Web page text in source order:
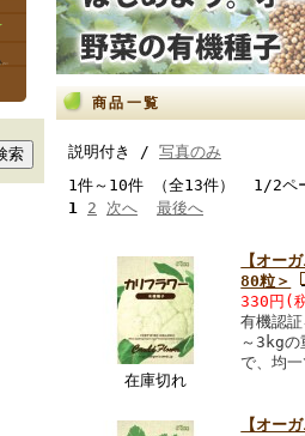
商品一覧
説明付き / 写真のみ
1件～10件 （全13件） 1/2ペ
1 2 次へ 最後へ
在庫切れ
【オー
80粒＞
330円 (
有機認
～3kgの
で、均
【オー